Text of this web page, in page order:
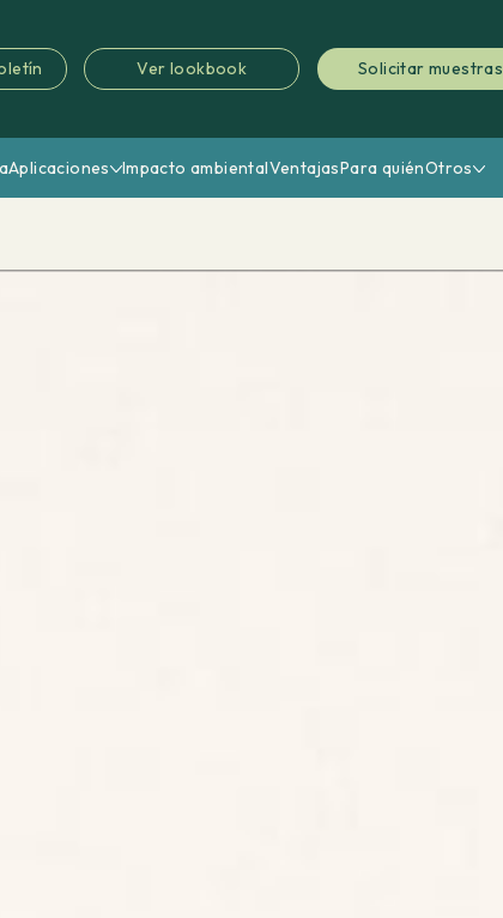
Ver lookbook Solicitar muestras
Aplicaciones Impacto ambientalVentajasPara quiénOtros